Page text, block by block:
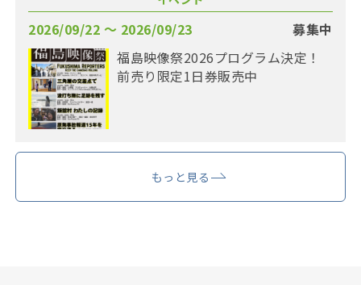
2026/09/22 〜 2026/09/23
募集中
福島映像祭2026プログラム決定！
前売り限定1日券販売中
もっと見る